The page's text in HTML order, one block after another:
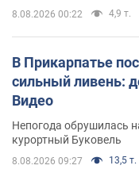
8.08.2026 00:22 4,9 т.
В Прикарпатье
сильный ливень:
Видео
Непогода обрушилась
курортный Буковель
8.08.2026 09:27 13,5 т.